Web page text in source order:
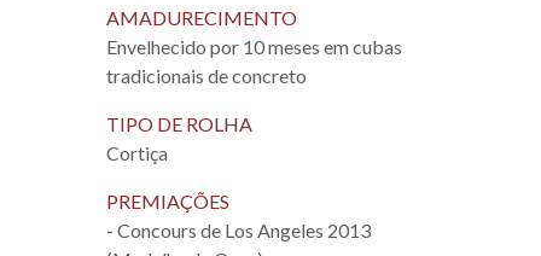
AMADURECIMENTO
Envelhecido por 10 meses em cubas
tradicionais de concreto
TIPO DE ROLHA
Cortiça
PREMIAÇÕES
- Concours de Los Angeles 2013